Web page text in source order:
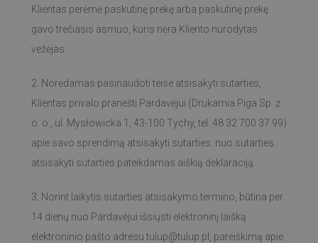
Klientas perėmė paskutinę prekę arba paskutinę prekę
gavo trečiasis asmuo, kuris nėra Kliento nurodytas
vežėjas.
2. Norėdamas pasinaudoti teise atsisakyti sutarties,
Klientas privalo pranešti Pardavėjui (Drukarnia Piga Sp. z
o. o., ul. Mysłowicka 1, 43-100 Tychy, tel. 48 32 700 37 99)
apie savo sprendimą atsisakyti sutarties. nuo sutarties.
atsisakyti sutarties pateikdamas aiškią deklaraciją.
3. Norint laikytis sutarties atsisakymo termino, būtina per
14 dienų nuo Pardavėjui išsiųsti elektroninį laišką
elektroninio pašto adresu tulup@tulup.pl
, pareiškimą apie